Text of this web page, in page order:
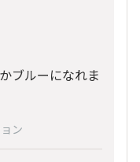
ブルーになれま
ン